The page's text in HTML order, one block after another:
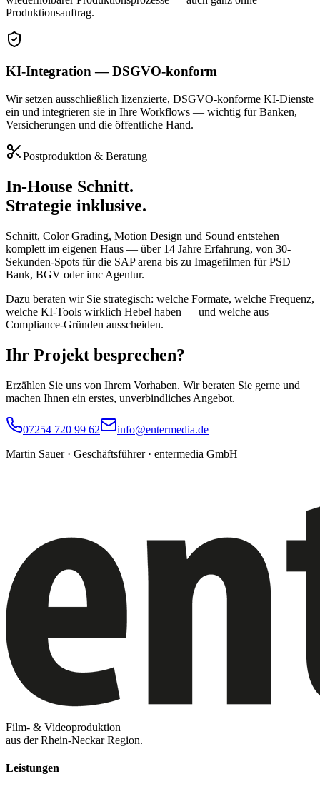
Produktionsauftrag.
KI-Integration — DSGVO-konform
Wir setzen ausschließlich lizenzierte, DSGVO-konforme KI-Dienste
ein und integrieren sie in Ihre Workflows — wichtig für Banken,
Versicherungen und die öffentliche Hand.
Postproduktion & Beratung
In-House Schnitt.
Strategie inklusive.
Schnitt, Color Grading, Motion Design und Sound entstehen
komplett im eigenen Haus — über 14 Jahre Erfahrung, von 30-
Sekunden-Spots für die SAP arena bis zu Imagefilmen für PSD
Bank, BGV oder imc Agentur.
Dazu beraten wir Sie strategisch: welche Formate, welche Frequenz,
welche KI-Tools wirklich Hebel haben — und welche aus
Compliance-Gründen ausscheiden.
Ihr Projekt besprechen?
Erzählen Sie uns von Ihrem Vorhaben. Wir beraten Sie gerne und
machen Ihnen ein erstes, unverbindliches Angebot.
07254 720 99 62
info@entermedia.de
Martin Sauer · Geschäftsführer · entermedia GmbH
Film- & Videoproduktion
aus der Rhein-Neckar Region.
Leistungen